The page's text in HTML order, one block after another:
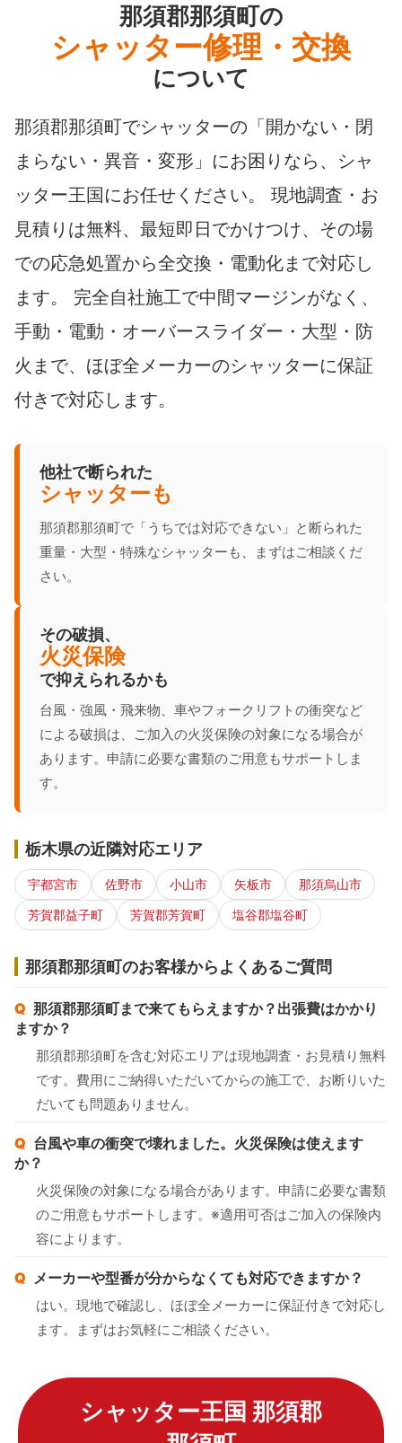
那須郡那須町の
シャッター修理・交換
について
那須郡那須町でシャッターの「開かない・閉
まらない・異音・変形」にお困りなら、シャ
ッター王国にお任せください。 現地調査・お
見積りは無料、最短即日でかけつけ、その場
での応急処置から全交換・電動化まで対応し
ます。 完全自社施工で中間マージンがなく、
手動・電動・オーバースライダー・大型・防
火まで、ほぼ全メーカーのシャッターに保証
付きで対応します。
他社で断られた
シャッターも
那須郡那須町で「うちでは対応できない」と断られた
重量・大型・特殊なシャッターも、まずはご相談くだ
さい。
その破損、
火災保険
で抑えられるかも
台風・強風・飛来物、車やフォークリフトの衝突など
による破損は、ご加入の火災保険の対象になる場合が
あります。申請に必要な書類のご用意もサポートしま
す。
栃木県の近隣対応エリア
宇都宮市 佐野市 小山市 矢板市
那須烏山市
芳賀郡益子町
芳賀郡芳賀町 塩谷郡塩谷町
那須郡那須町のお客様からよくあるご質問
那須郡那須町まで来てもらえますか？出張費はかかり
ますか？
那須郡那須町を含む対応エリアは現地調査・お見積り無料
です。費用にご納得いただいてからの施工で、お断りいた
だいても問題ありません。
台風や車の衝突で壊れました。火災保険は使えます
か？
火災保険の対象になる場合があります。申請に必要な書類
のご用意もサポートします。※適用可否はご加入の保険内
容によります。
メーカーや型番が分からなくても対応できますか？
はい。現地で確認し、ほぼ全メーカーに保証付きで対応し
ます。まずはお気軽にご相談ください。
シャッター王国 那須郡